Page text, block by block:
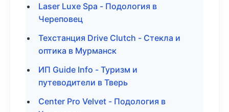
Laser Luxe Spa - Подология в
Череповец
Техстанция Drive Clutch - Стекла и
оптика в Мурманск
ИП Guide Info - Туризм и
путеводители в Тверь
Center Pro Velvet - Подология в